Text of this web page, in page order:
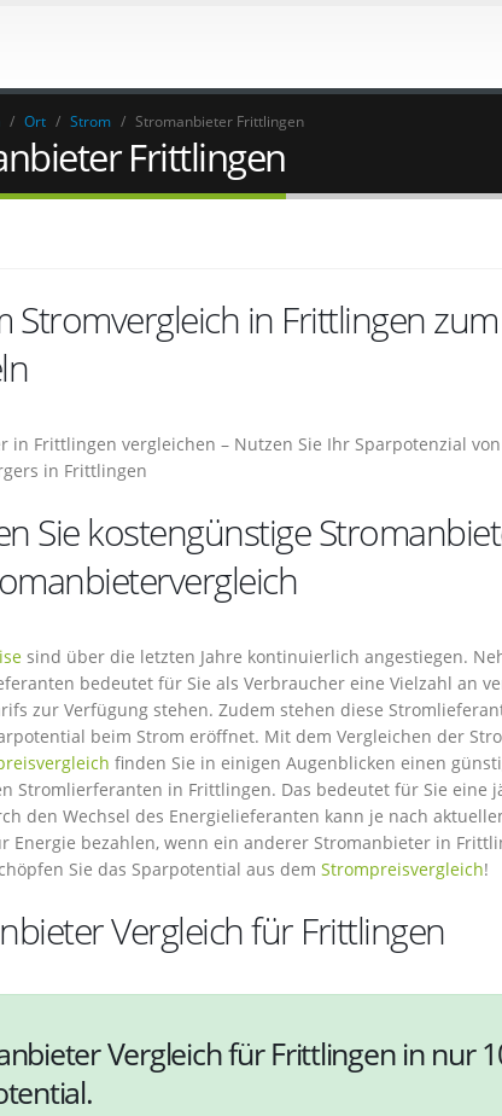
/ Ort / Strom / Stromanbieter Frittlingen
Frittlingen
Stromvergleich in Frittlingen
in Frittlingen vergleichen – Nutzen Sie Ihr Sparpotenzial
in Frittlingen
Sie kostengünstige
sind über die letzten Jahre kontinuierlich angestiegen.
bedeutet für Sie als Verbraucher eine Vielzahl an
zur Verfügung stehen. Zudem stehen diese
beim Strom eröffnet. Mit dem Vergleichen der
finden Sie in einigen Augenblicken einen
Stromlierferanten in Frittlingen. Das bedeutet für Sie eine
den Wechsel des Energielieferanten kann je nach
Energie bezahlen, wenn ein anderer Stromanbieter in
Sie das Sparpotential aus dem Strompreisvergleich!
Vergleich für Frittlingen
Vergleich für Frittlingen in nur